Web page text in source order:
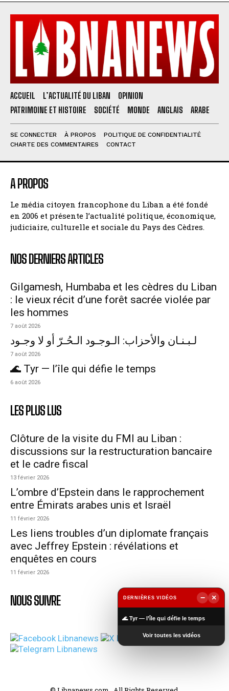
ACCUEIL L’ACTUALITÉ DU LIBAN
OPINION
PATRIMOINE ET HISTOIRE
SOCIÉTÉ MONDE ANGLAIS ARABE
SE CONNECTER À PROPOS
POLITIQUE DE CONFIDENTIALITÉ
CHARTE DES COMMENTAIRES
CONTACT
A PROPOS
Le média citoyen francophone du Liban a été fondé
en 2006 et présente l’actualité politique, économique,
judiciaire, culturelle et sociale du Pays des Cèdres.
NOS DERNIERS ARTICLES
Gilgamesh, Humbaba et les cèdres du Liban
: le vieux récit d’une forêt sacrée violée par
les hommes
7 août 2026
لـبـنـان والأحزاب: الـوجـود الـحُـرّ أو لا وجـود
7 août 2026
🌊 Tyr — l’île qui défie le temps
6 août 2026
LES PLUS LUS
Clôture de la visite du FMI au Liban :
discussions sur la restructuration bancaire
et le cadre fiscal
13 février 2026
L’ombre d’Epstein dans le rapprochement
entre Émirats arabes unis et Israël
11 février 2026
Les liens troubles d’un diplomate français
avec Jeffrey Epstein : révélations et
enquêtes en cours
11 février 2026
NOUS SUIVRE DERNIÈRES VIDÉOS −
×
🌊 Tyr — l’île qui défie le temps
Voir toutes les vidéos